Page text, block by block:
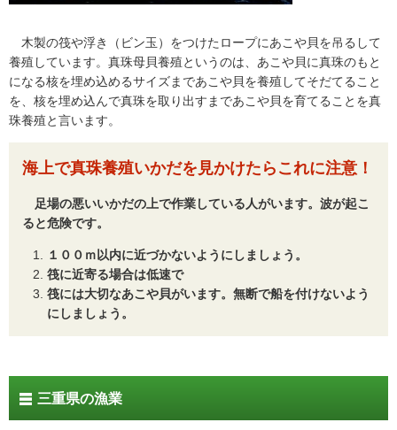
木製の筏や浮き（ビン玉）をつけたロープにあこや貝を吊るして
養殖しています。真珠母貝養殖というのは、あこや貝に真珠のもと
になる核を埋め込めるサイズまであこや貝を養殖してそだてること
を、核を埋め込んで真珠を取り出すまであこや貝を育てることを真
珠養殖と言います。
海上で真珠養殖いかだを見かけたらこれに注意！
足場の悪いいかだの上で作業している人がいます。波が起こ
ると危険です。
１００ｍ以内に近づかないようにしましょう。
筏に近寄る場合は低速で
筏には大切なあこや貝がいます。無断で船を付けないよう
にしましょう。
三重県の漁業